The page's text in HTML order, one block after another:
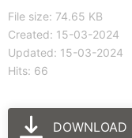
File size: 74.65 KB
Created: 15-03-2024
Updated: 15-03-2024
Hits: 66
DOWNLOAD